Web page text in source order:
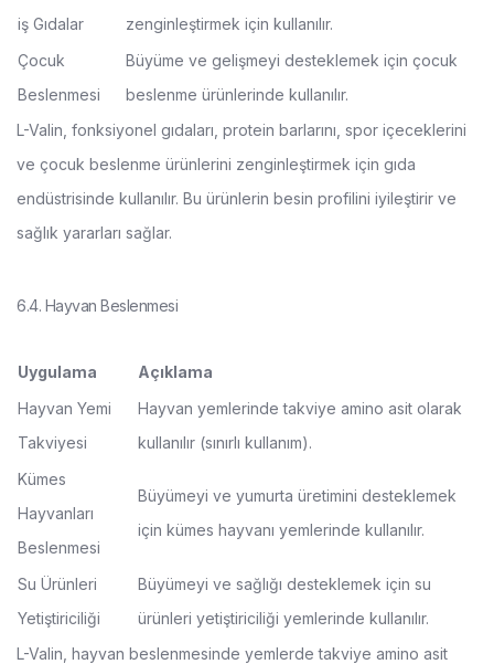
iş Gıdalar
zenginleştirmek için kullanılır.
Çocuk
Beslenmesi
Büyüme ve gelişmeyi desteklemek için çocuk
beslenme ürünlerinde kullanılır.
L-Valin, fonksiyonel gıdaları, protein barlarını, spor içeceklerini
ve çocuk beslenme ürünlerini zenginleştirmek için gıda
endüstrisinde kullanılır. Bu ürünlerin besin profilini iyileştirir ve
sağlık yararları sağlar.
6.4. Hayvan Beslenmesi
Uygulama
Açıklama
Hayvan Yemi
Takviyesi
Hayvan yemlerinde takviye amino asit olarak
kullanılır (sınırlı kullanım).
Kümes
Hayvanları
Beslenmesi
Büyümeyi ve yumurta üretimini desteklemek
için kümes hayvanı yemlerinde kullanılır.
Su Ürünleri
Yetiştiriciliği
Büyümeyi ve sağlığı desteklemek için su
ürünleri yetiştiriciliği yemlerinde kullanılır.
L-Valin, hayvan beslenmesinde yemlerde takviye amino asit